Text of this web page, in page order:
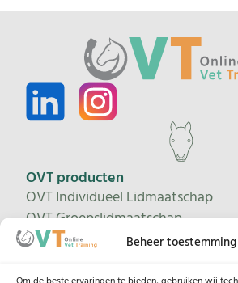
Beheer toestemming
OVT producten
OVT Individueel Lidmaatschap
OVT Groepslidmaatschap
Proeflidmaatschap